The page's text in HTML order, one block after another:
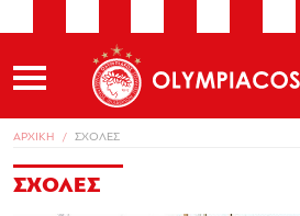
ΑΡΧΙΚΗ ΣΧΟΛΕΣ
ΣΧΟΛΕΣ